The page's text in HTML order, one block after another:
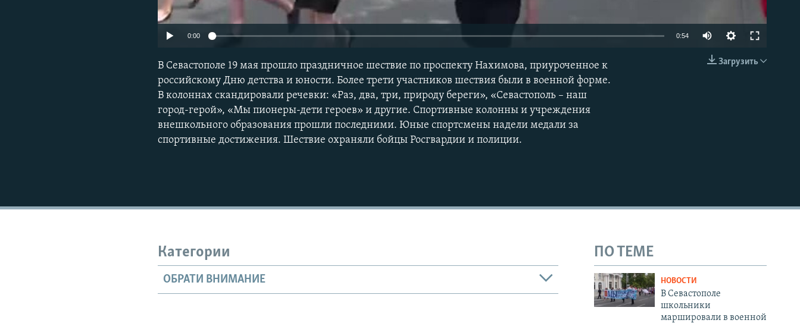
EMBED
0:00 0:54
Загрузить
В Севастополе 19 мая прошло праздничное шествие по проспекту Нахимова, приуроченное к
российскому Дню детства и юности. Более трети участников шествия были в военной форме.
В колоннах скандировали речевки: «Раз, два, три, природу береги», «Севастополь – наш
город-герой», «Мы пионеры-дети героев» и другие. Спортивные колонны и учреждения
внешкольного образования прошли последними. Юные спортсмены надели медали за
спортивные достижения. Шествие охраняли бойцы Росгвардии и полиции.​
ПО ТЕМЕ
НОВОСТИ
В Севастополе
школьники
маршировали в военной
Категории
ОБРАТИ ВНИМАНИЕ